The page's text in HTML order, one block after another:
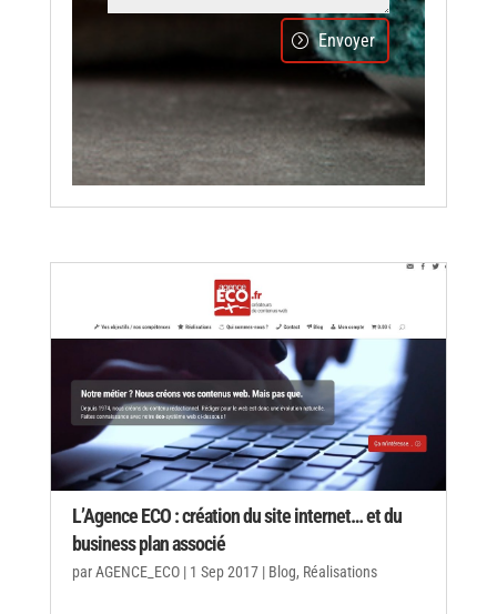
Envoyer
L’Agence ECO : création du site internet… et du
business plan associé
parAGENCE_ECO| 1 Sep 2017| Blog, Réalisations